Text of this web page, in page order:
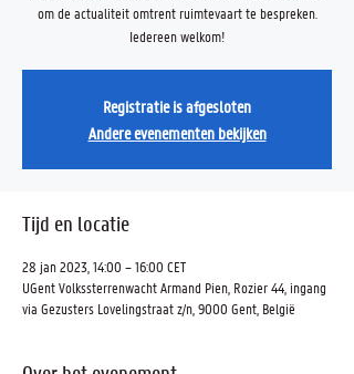
om de actualiteit omtrent ruimtevaart te bespreken.
Iedereen welkom!
Registratie is afgesloten
Andere evenementen bekijken
Tijd en locatie
28 jan 2023, 14:00 – 16:00 CET
UGent Volkssterrenwacht Armand Pien, Rozier 44, ingang
via Gezusters Lovelingstraat z/n, 9000 Gent, België